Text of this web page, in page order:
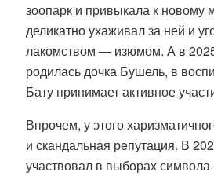
зоопарк и привыкала к новому
деликатно ухаживал за ней и
лакомством — изюмом. А в
родилась дочка Бушель, в
Бату принимает активное
Впрочем, у этого
и скандальная репутация. В
участвовал в выборах